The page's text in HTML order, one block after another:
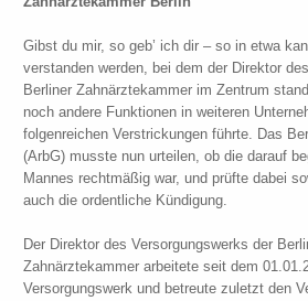
Gibst du mir, so geb’ ich dir – so in etwa
verstanden werden, bei dem der Direktor
Berliner Zahnärztekammer im Zentrum
noch andere Funktionen in weiteren
folgenreichen Verstrickungen führte. Das
(ArbG) musste nun urteilen, ob die darauf
Mannes rechtmäßig war, und prüfte dabei
auch die ordentliche Kündigung.
Der Direktor des Versorgungswerks der
Zahnärztekammer arbeitete seit dem
Versorgungswerk und betreute zuletzt den